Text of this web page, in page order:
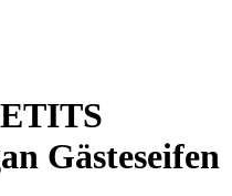
Gästeseifen